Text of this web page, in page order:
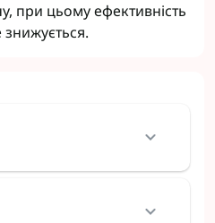
при цьому ефективність
знижується.